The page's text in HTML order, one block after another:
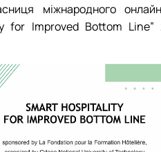
міжнародного
for Improved Bottom Line”